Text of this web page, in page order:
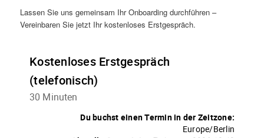
Lassen Sie uns gemeinsam Ihr Onboarding durchführen –
Vereinbaren Sie jetzt Ihr kostenloses Erstgespräch.